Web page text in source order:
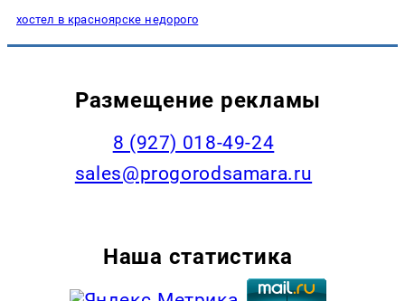
хостел в красноярске недорого
Размещение рекламы
8 (927) 018-49-24
sales@progorodsamara.ru
Наша статистика